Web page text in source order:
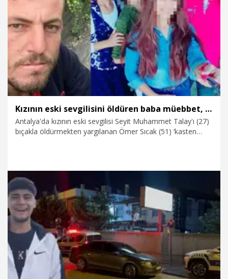
15.07.2026 Gündem
Kızının eski sevgilisini öldüren baba müebbet, kızları 8 yıl 4'er ay hapis cezası aldı
Antalya'da kızının eski sevgilisi Seyit Muhammet Talay'ı (27)
bıçakla öldürmekten yargılanan Ömer Sıcak (51) ‘kasten
14.07.2026 Gündem